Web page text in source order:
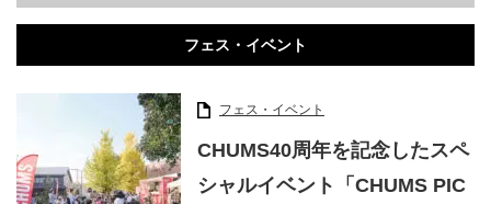
フェス・イベント
フェス・イベント
CHUMS40周年を記念したスペ
シャルイベント「CHUMS PIC